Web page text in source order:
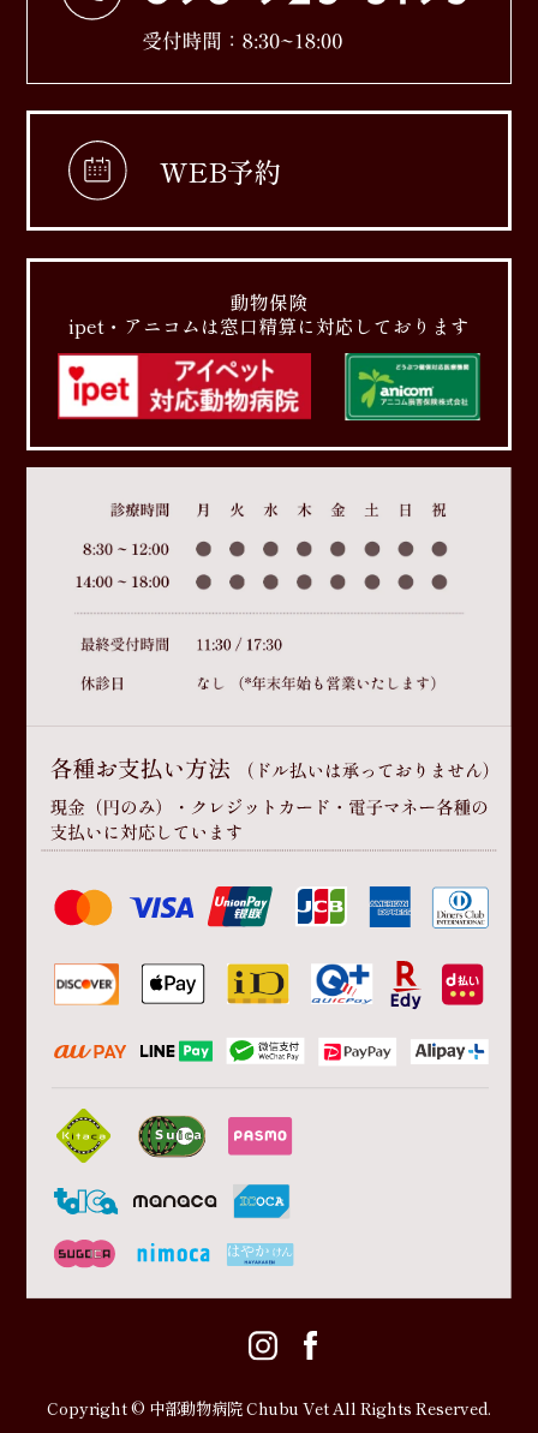
WEB予約
動物保険
ipet・アニコムは窓口精算に対応しております
Copyright © 中部動物病院 Chubu Vet All Rights Reserved.